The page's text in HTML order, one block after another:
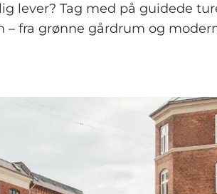
lever? Tag med på guidede
fra grønne gårdrum og